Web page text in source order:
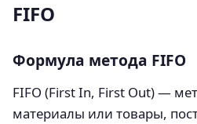
FIFO
Формула метода FIFO
FIFO (First In, First Out) —
материалы или товары,